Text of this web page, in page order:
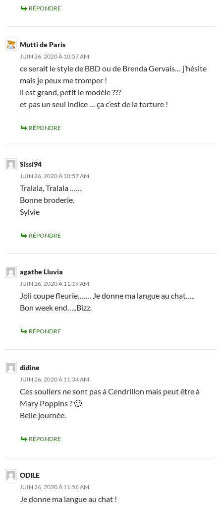
RÉPONDRE
Mutti de Paris
JUIN 26, 2020 À 10:57 AM
ce serait le style de BBD ou de Brenda Gervais… j’hésite
mais je peux me tromper !
il est grand, petit le modèle ???
et pas un seul indice … ça c’est de la torture !
RÉPONDRE
Sissi94
JUIN 26, 2020 À 10:57 AM
Tralala, Tralala ……
Bonne broderie.
Sylvie
RÉPONDRE
agathe Lluvia
JUIN 26, 2020 À 11:19 AM
Joli coupe fleurie……. Je donne ma langue au chat…..
Bon week end…..Bizz.
RÉPONDRE
didine
JUIN 26, 2020 À 11:34 AM
Ces souliers ne sont pas à Cendrillon mais peut être à
Mary Poppins ? 🙂
Belle journée.
RÉPONDRE
ODILE
JUIN 26, 2020 À 11:56 AM
Je donne ma langue au chat !